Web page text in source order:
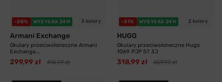
-28% WYSYŁKA 24H 3 kolory
Armani Exchange
Okulary przeciwsłoneczne Armani
Exchange...
299,99 zł 416,99 zł
-31% WYSYŁKA 24H 2 kolory
HUGO
Okulary przeciwsłoneczne Hugo
1069 PJP 57 3J
318,99 zł 459,99 zł